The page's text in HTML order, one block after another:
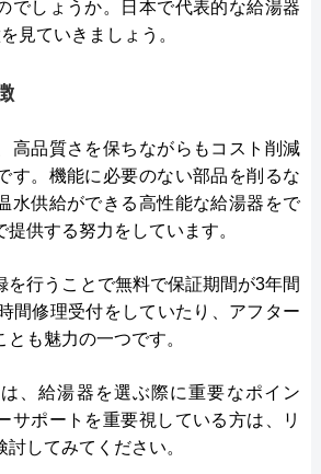
でしょうか。日本で代表的な給湯器
見ていきましょう。
高品質さを保ちながらもコスト削減
す。機能に必要のない部品を削るな
水供給ができる高性能な給湯器をで
供する努力をしています。
を行うことで無料で保証期間が3年間
間修理受付をしていたり、アフター
も魅力の一つです。
、給湯器を選ぶ際に重要なポイン
サポートを重要視している方は、リ
してみてください。